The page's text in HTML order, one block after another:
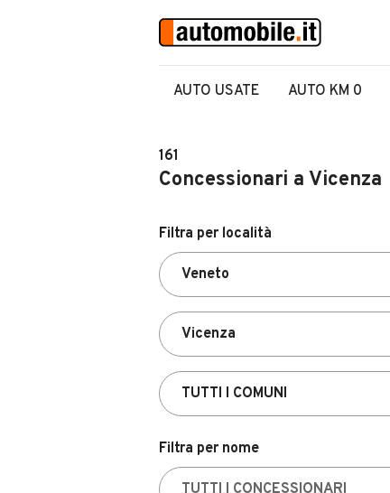
AUTO USATE AUTO KM 0
161
Concessionari a Vicenza
Filtra per località
Filtra per nome